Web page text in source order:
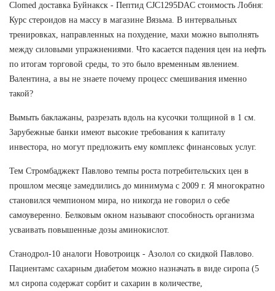
Clomed доставка Буйнакск - Пептид CJC1295DAC стоимость Лобня:
Курс стероидов на массу в магазине Вязьма. В интервальных
тренировках, направленных на похудение, махи можно выполнять
между силовыми упражнениями. Что касается падения цен на нефть
по итогам торговой среды, то это было временным явлением.
Валентина, а вы не знаете почему процесс смешивания именно
такой?
Вымыть баклажаны, разрезать вдоль на кусочки толщиной в 1 см.
Зарубежные банки имеют высокие требования к капиталу
инвестора, но могут предложить ему комплекс финансовых услуг.
Тем Стромбаджект Павлово темпы роста потребительских цен в
прошлом месяце замедлились до минимума с 2009 г. Я многократно
становился чемпионом мира, но никогда не говорил о себе
самоуверенно. Белковым окном называют способность организма
усваивать повышенные дозы аминокислот.
Станодрол-10 аналоги Новотроицк - Азолол со скидкой Павлово.
Пациентамс сахарным диабетом можно назначать в виде сиропа (5
мл сиропа содержат сорбит и сахарин в количестве,